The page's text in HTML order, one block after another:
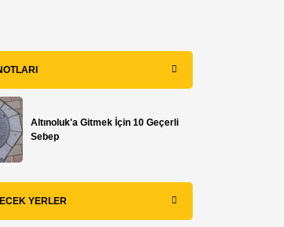
Altınoluk'a Gitmek İçin 10 Geçerli
Sebep
YERLER